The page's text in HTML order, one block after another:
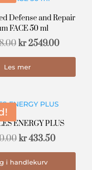
Defense and Repair
FACE 50 ml
Opprinnelig
pris
var:
kr2549.00
pris
Les mer
ENERGY PLUS
Opprinnelig
pris
var:
kr433.50
pris
i handlekurv